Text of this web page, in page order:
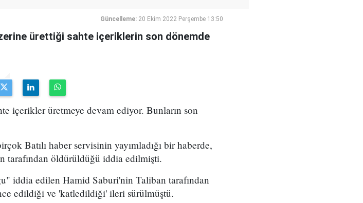
Güncelleme: 20 Ekim 2022 Perşembe 13:50
ürettiği sahte içeriklerin son dönemde
içerikler üretmeye devam ediyor. Bunların son
Batılı haber servisinin yayımladığı bir haberde,
tarafından öldürüldüğü iddia edilmişti.
iddia edilen Hamid Saburi'nin Taliban tarafından
edildiği ve 'katledildiği' ileri sürülmüştü.